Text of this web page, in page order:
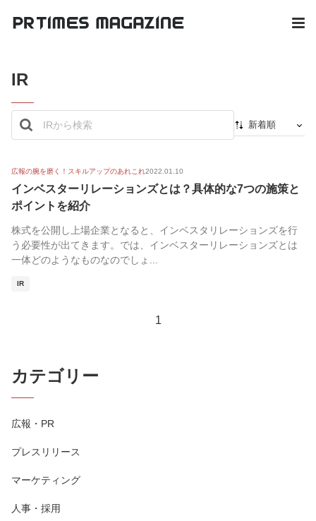
IR
新着順
人気順
広報の腕を磨く！スキルアップのあれこれ2022.01.10
インベスターリレーションズとは？具体的な7つの施策と
ポイントを紹介
株式を公開し上場企業となると、インベスタリレーションズを行
う必要性が出てきます。では、インベスターリレーションズとは
一体どのようなものなのでしょ...
IR
1
カテゴリー
広報・PR
プレスリリース
マーケティング
人事・採用